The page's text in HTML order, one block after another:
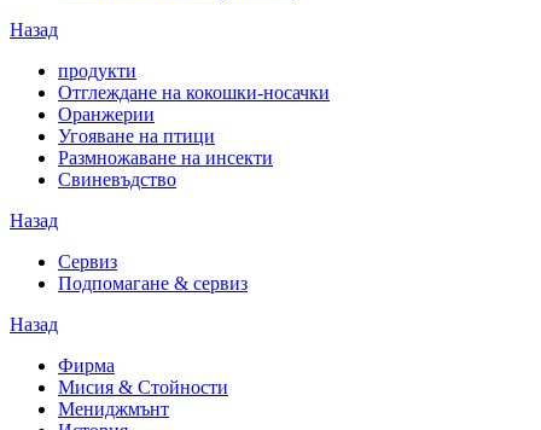
Назад
продукти
Отглеждане на кокошки-носачки
Оранжерии
Угояване на птици
Размножаване на инсекти
Свиневъдство
Назад
Сервиз
Подпомагане & сервиз
Назад
Фирма
Мисия & Стойности
Мениджмънт